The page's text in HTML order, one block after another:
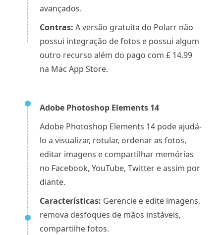
avançados.
Contras: A versão gratuita do Polarr não
possui integração de fotos e possui algum
outro recurso além do pago com £ 14.99
na Mac App Store.
Adobe Photoshop Elements 14
Adobe Photoshop Elements 14 pode ajudá-
lo a visualizar, rotular, ordenar as fotos,
editar imagens e compartilhar memórias
no Facebook, YouTube, Twitter e assim por
diante.
Características: Gerencie e edite imagens,
remova desfoques de mãos instáveis,
compartilhe fotos.